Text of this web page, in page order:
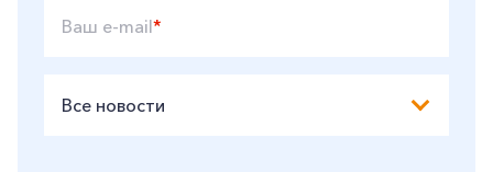
Ваш e-mail*
Все новости